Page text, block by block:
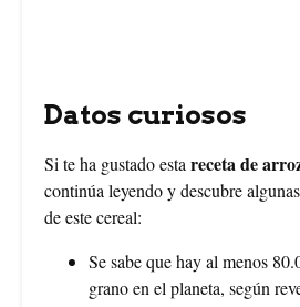
Datos curiosos
Si te ha gustado esta receta de
continúa leyendo y descubre
de este cereal:
Se sabe que hay al menos
grano en el planeta, según